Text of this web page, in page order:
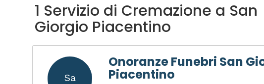
1 Servizio di Cremazione a San
Giorgio Piacentino
Sa
Onoranze Funebri San
Piacentino